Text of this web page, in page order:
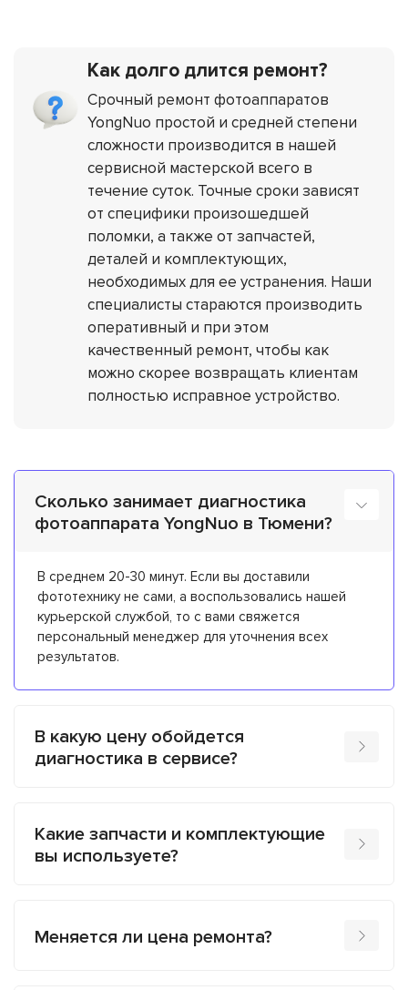
Как долго длится ремонт?
Срочный ремонт фотоаппаратов
YongNuo простой и средней степени
сложности производится в нашей
сервисной мастерской всего в
течение суток. Точные сроки зависят
от специфики произошедшей
поломки, а также от запчастей,
деталей и комплектующих,
необходимых для ее устранения. Наши
специалисты стараются производить
оперативный и при этом
качественный ремонт, чтобы как
можно скорее возвращать клиентам
полностью исправное устройство.
Сколько занимает диагностика
фотоаппарата YongNuo в Тюмени?
В среднем 20-30 минут. Если вы доставили
фототехнику не сами, а воспользовались нашей
курьерской службой, то с вами свяжется
персональный менеджер для уточнения всех
результатов.
В какую цену обойдется
диагностика в сервисе?
Какие запчасти и комплектующие
вы используете?
Меняется ли цена ремонта?